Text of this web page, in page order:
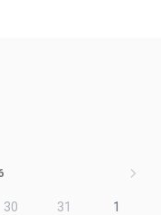
30 31 1